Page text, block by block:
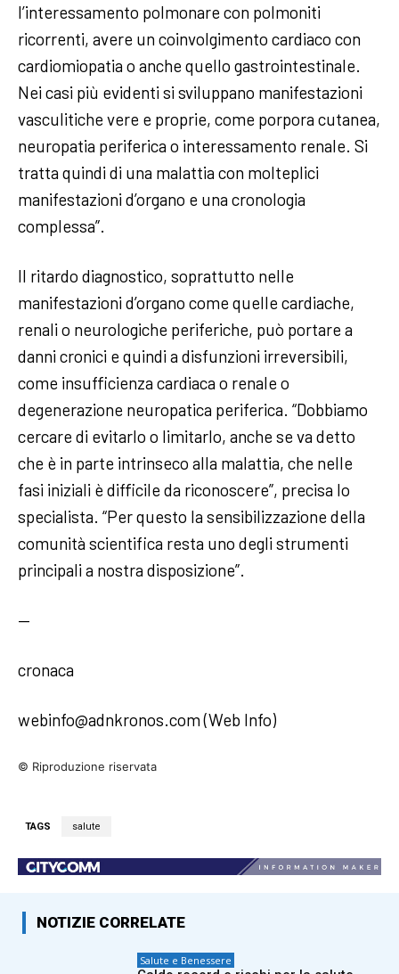
l’interessamento polmonare con polmoniti
ricorrenti, avere un coinvolgimento cardiaco con
cardiomiopatia o anche quello gastrointestinale.
Nei casi più evidenti si sviluppano manifestazioni
vasculitiche vere e proprie, come porpora cutanea,
neuropatia periferica o interessamento renale. Si
tratta quindi di una malattia con molteplici
manifestazioni d’organo e una cronologia
complessa”.
Il ritardo diagnostico, soprattutto nelle
manifestazioni d’organo come quelle cardiache,
renali o neurologiche periferiche, può portare a
danni cronici e quindi a disfunzioni irreversibili,
come insufficienza cardiaca o renale o
degenerazione neuropatica periferica. “Dobbiamo
cercare di evitarlo o limitarlo, anche se va detto
che è in parte intrinseco alla malattia, che nelle
fasi iniziali è difficile da riconoscere”, precisa lo
specialista. “Per questo la sensibilizzazione della
comunità scientifica resta uno degli strumenti
principali a nostra disposizione”.
—
cronaca
webinfo@adnkronos.com (Web Info)
© Riproduzione riservata
TAGS salute
NOTIZIE CORRELATE
Salute e Benessere